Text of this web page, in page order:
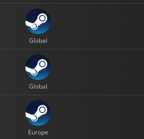
Global
Global
Europe